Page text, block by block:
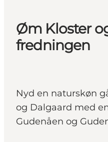
Øm Kloster
fredningen
Nyd en naturskøn
og Dalgaard med
Gudenåen og